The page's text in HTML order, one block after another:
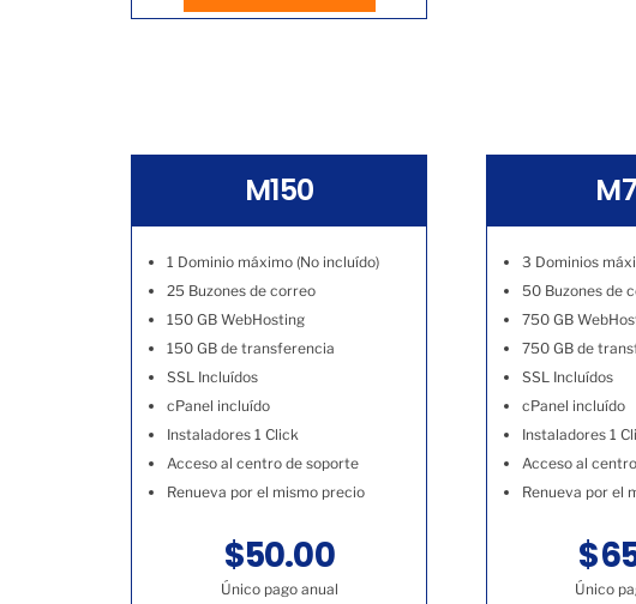
M150
1 Dominio máximo (No incluído)
25 Buzones de correo
150 GB WebHosting
150 GB de transferencia
SSL Incluídos
cPanel incluído
Instaladores 1 Click
Acceso al centro de soporte
Renueva por el mismo precio
$50.00
Único pago anual
3 Dominios
50 Buzones de
750 GB
750 GB de
SSL Incluídos
cPanel incluído
Instaladores 1
Acceso al
Renueva por el
Único